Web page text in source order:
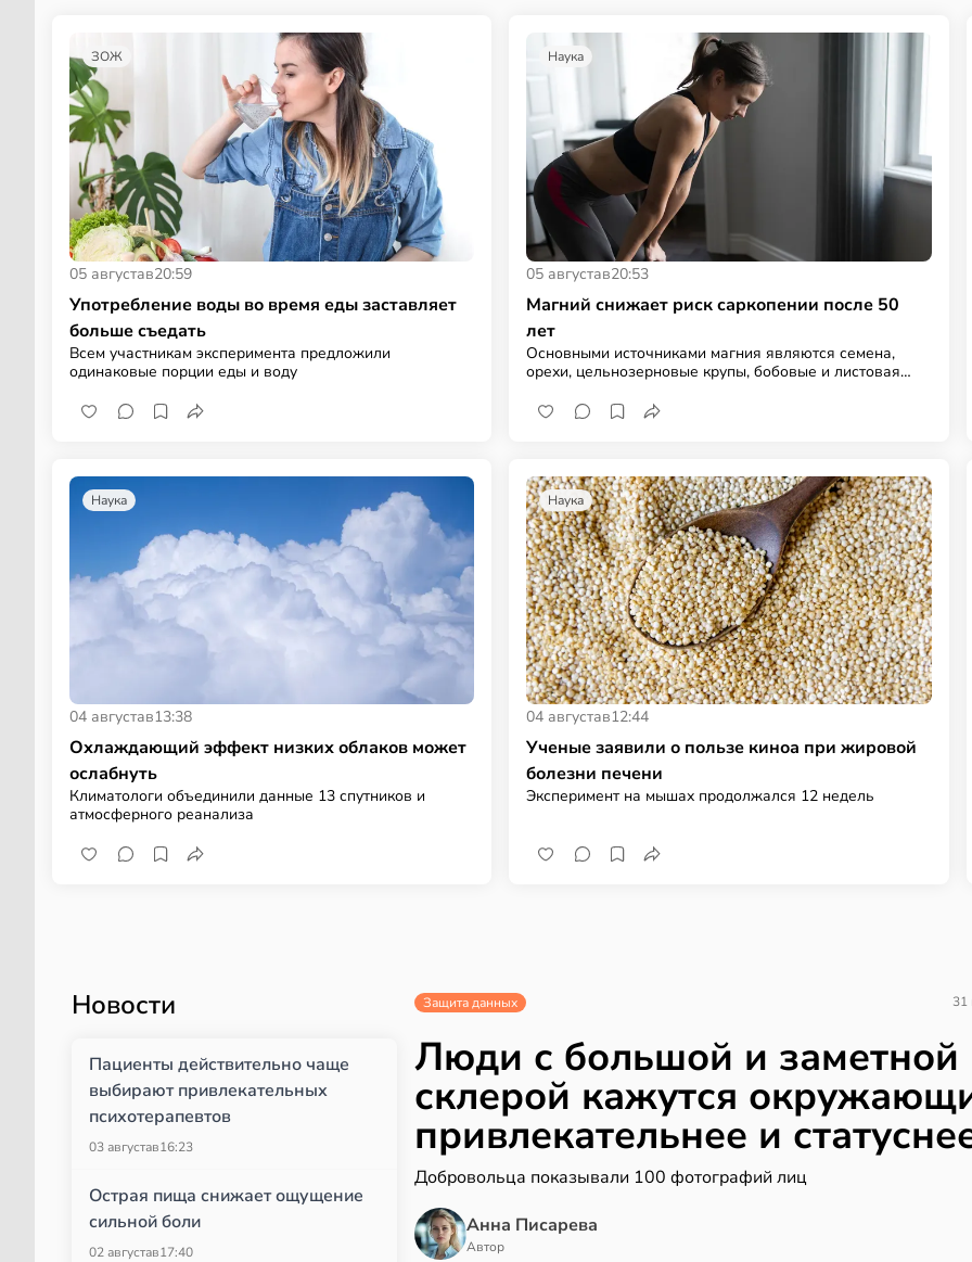
ЗОЖ
05 августав20:59
Употребление воды во время еды заставляет
больше съедать
Всем участникам эксперимента предложили
одинаковые порции еды и воду
Наука
05 августав20:53
Магний снижает риск саркопении после 50
лет
Основными источниками магния являются семена,
орехи, цельнозерновые крупы, бобовые и листовая
Наука
04 августав13:38
Охлаждающий эффект низких облаков может
ослабнуть
Климатологи объединили данные 13 спутников и
атмосферного реанализа
Наука
04 августав12:44
Ученые заявили о пользе киноа при жировой
болезни печени
Эксперимент на мышах продолжался 12 недель
Новости
Пациенты действительно чаще
выбирают привлекательных
психотерапевтов
03 августав16:23
Острая пища снижает ощущение
сильной боли
02 августав17:40
Защита данных 31
Люди с большой и заметной
склерой кажутся
привлекательнее и
Добровольца показывали 100 фотографий лиц
Анна Писарева
Автор